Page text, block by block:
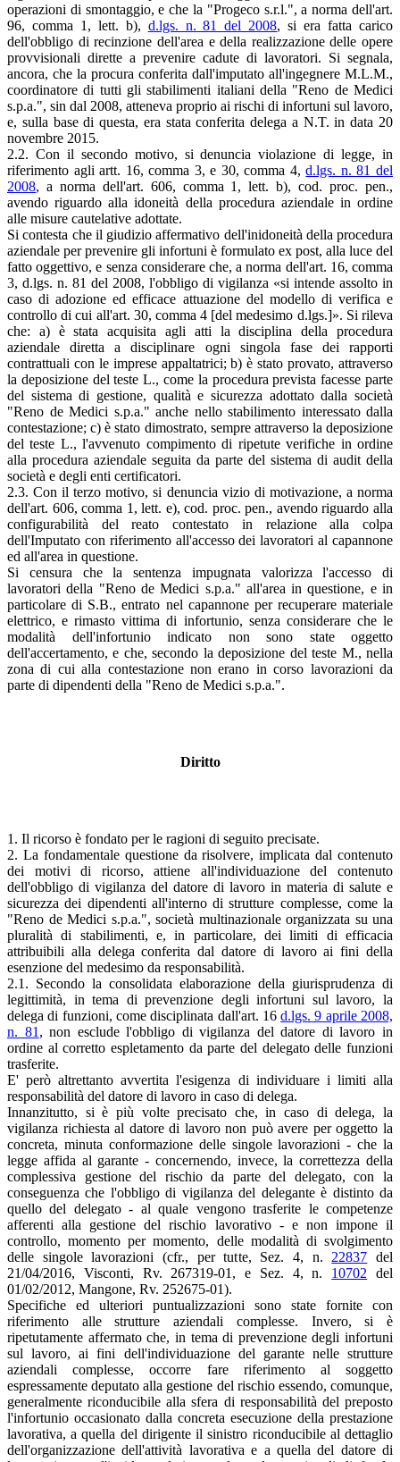
operazioni di smontaggio, e che la "Progeco s.r.l.", a norma dell'art.
96, comma 1, lett. b), d.lgs. n. 81 del 2008, si era fatta carico
dell'obbligo di recinzione dell'area e della realizzazione delle opere
provvisionali dirette a prevenire cadute di lavoratori. Si segnala,
ancora, che la procura conferita dall'imputato all'ingegnere M.L.M.,
coordinatore di tutti gli stabilimenti italiani della "Reno de Medici
s.p.a.", sin dal 2008, atteneva proprio ai rischi di infortuni sul lavoro,
e, sulla base di questa, era stata conferita delega a N.T. in data 20
novembre 2015.
2.2. Con il secondo motivo, si denuncia violazione di legge, in
riferimento agli artt. 16, comma 3, e 30, comma 4,d.lgs. n. 81 del
2008, a norma dell'art. 606, comma 1, lett. b), cod. proc. pen.,
avendo riguardo alla idoneità della procedura aziendale in ordine
alle misure cautelative adottate.
Si contesta che il giudizio affermativo dell'inidoneità della procedura
aziendale per prevenire gli infortuni è formulato ex post, alla luce del
fatto oggettivo, e senza considerare che, a norma dell'art. 16, comma
3, d.lgs. n. 81 del 2008, l'obbligo di vigilanza «si intende assolto in
caso di adozione ed efficace attuazione del modello di verifica e
controllo di cui all'art. 30, comma 4 [del medesimo d.lgs.]». Si rileva
che: a) è stata acquisita agli atti la disciplina della procedura
aziendale diretta a disciplinare ogni singola fase dei rapporti
contrattuali con le imprese appaltatrici; b) è stato provato, attraverso
la deposizione del teste L., come la procedura prevista facesse parte
del sistema di gestione, qualità e sicurezza adottato dalla società
"Reno de Medici s.p.a." anche nello stabilimento interessato dalla
contestazione; c) è stato dimostrato, sempre attraverso la deposizione
del teste L., l'avvenuto compimento di ripetute verifiche in ordine
alla procedura aziendale seguita da parte del sistema di audit della
società e degli enti certificatori.
2.3. Con il terzo motivo, si denuncia vizio di motivazione, a norma
dell'art. 606, comma 1, lett. e), cod. proc. pen., avendo riguardo alla
configurabilità del reato contestato in relazione alla colpa
dell'Imputato con riferimento all'accesso dei lavoratori al capannone
ed all'area in questione.
Si censura che la sentenza impugnata valorizza l'accesso di
lavoratori della "Reno de Medici s.p.a." all'area in questione, e in
particolare di S.B., entrato nel capannone per recuperare materiale
elettrico, e rimasto vittima di infortunio, senza considerare che le
modalità dell'infortunio indicato non sono state oggetto
dell'accertamento, e che, secondo la deposizione del teste M., nella
zona di cui alla contestazione non erano in corso lavorazioni da
parte di dipendenti della "Reno de Medici s.p.a.".
Diritto
1. Il ricorso è fondato per le ragioni di seguito precisate.
2. La fondamentale questione da risolvere, implicata dal contenuto
dei motivi di ricorso, attiene all'individuazione del contenuto
dell'obbligo di vigilanza del datore di lavoro in materia di salute e
sicurezza dei dipendenti all'interno di strutture complesse, come la
"Reno de Medici s.p.a.", società multinazionale organizzata su una
pluralità di stabilimenti, e, in particolare, dei limiti di efficacia
attribuibili alla delega conferita dal datore di lavoro ai fini della
esenzione del medesimo da responsabilità.
2.1. Secondo la consolidata elaborazione della giurisprudenza di
legittimità, in tema di prevenzione degli infortuni sul lavoro, la
delega di funzioni, come disciplinata dall'art. 16d.lgs. 9 aprile 2008,
n. 81 , non esclude l'obbligo di vigilanza del datore di lavoro in
ordine al corretto espletamento da parte del delegato delle funzioni
trasferite.
E' però altrettanto avvertita l'esigenza di individuare i limiti alla
responsabilità del datore di lavoro in caso di delega.
Innanzitutto, si è più volte precisato che, in caso di delega, la
vigilanza richiesta al datore di lavoro non può avere per oggetto la
concreta, minuta conformazione delle singole lavorazioni - che la
legge affida al garante - concernendo, invece, la correttezza della
complessiva gestione del rischio da parte del delegato, con la
conseguenza che l'obbligo di vigilanza del delegante è distinto da
quello del delegato - al quale vengono trasferite le competenze
afferenti alla gestione del rischio lavorativo - e non impone il
controllo, momento per momento, delle modalità di svolgimento
delle singole lavorazioni (cfr., per tutte, Sez. 4, n. 22837 del
21/04/2016, Visconti, Rv. 267319-01, e Sez. 4, n. 10702 del
01/02/2012, Mangone, Rv. 252675-01).
Specifiche ed ulteriori puntualizzazioni sono state fornite con
riferimento alle strutture aziendali complesse. Invero, si è
ripetutamente affermato che, in tema di prevenzione degli infortuni
sul lavoro, ai fini dell'individuazione del garante nelle strutture
aziendali complesse, occorre fare riferimento al soggetto
espressamente deputato alla gestione del rischio essendo, comunque,
generalmente riconducibile alla sfera di responsabilità del preposto
l'infortunio occasionato dalla concreta esecuzione della prestazione
lavorativa, a quella del dirigente il sinistro riconducibile al dettaglio
dell'organizzazione dell'attività lavorativa e a quella del datore di